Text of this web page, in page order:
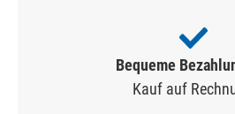
Bequeme
Kauf auf